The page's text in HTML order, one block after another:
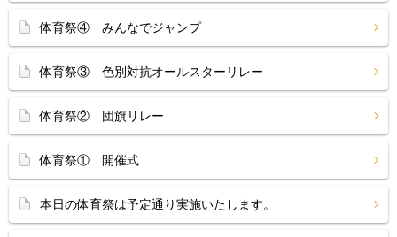
体育祭④ みんなでジャンプ
体育祭③ 色別対抗オールスターリレー
体育祭② 団旗リレー
体育祭① 開催式
本日の体育祭は予定通り実施いたします。